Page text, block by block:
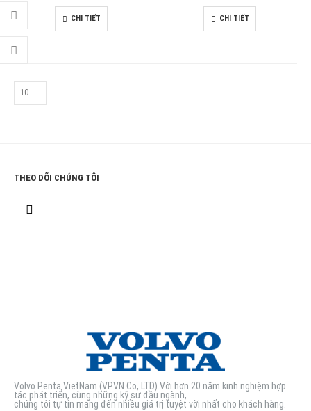
CHI TIẾT CHI TIẾT
THEO DÕI CHÚNG TÔI
Volvo Penta VietNam (VPVN Co,.LTD).Với hơn 20 năm kinh nghiệm hợp
tác phát triển, cùng những kỹ sư đầu ngành,
chúng tôi tự tin mang đến nhiều giá trị tuyệt vời nhất cho khách hàng.